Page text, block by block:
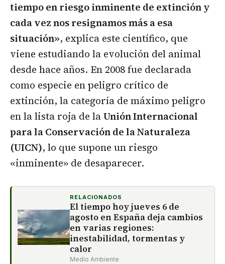
tiempo en riesgo inminente de extinción y
cada vez nos resignamos más a esa
situación», explica este científico, que
viene estudiando la evolución del animal
desde hace años. En 2008 fue declarada
como especie en peligro crítico de
extinción, la categoría de máximo peligro
en la lista roja de laUnión Internacional
para la Conservación de la Naturaleza
(UICN), lo que supone un riesgo
«inminente» de desaparecer.
RELACIONADOS
El tiempo hoy jueves 6 de
agosto en España deja cambios
en varias regiones:
inestabilidad, tormentas y
calor
Medio Ambiente